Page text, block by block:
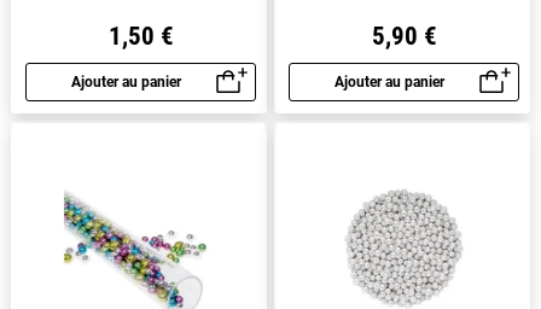
1,50 €
Ajouter au panier
Aperçu rapide
5,90 €
Ajouter au panier
Aperçu rapide